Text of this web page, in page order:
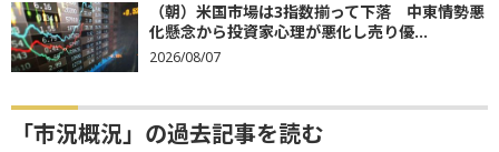
（朝）米国市場は3指数揃って下落 中東情勢悪
化懸念から投資家心理が悪化し売り優...
2026/08/07
「市況概況」の過去記事を読む